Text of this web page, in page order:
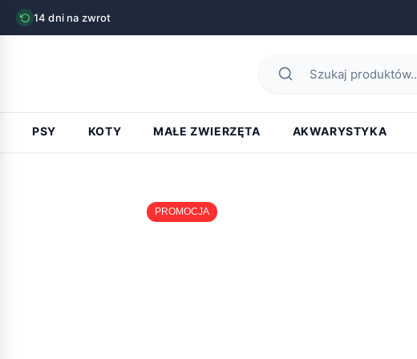
14 dni na zwrot
PSY KOTY MAŁE ZWIERZĘTA AKWARYSTYKA
PROMOCJA